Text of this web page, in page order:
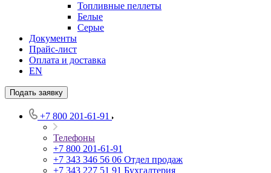
Топливные пеллеты
Белые
Серые
Документы
Прайс-лист
Оплата и доставка
EN
Подать заявку
+7 800 201-61-91
Телефоны
+7 800 201-61-91
+7 343 346 56 06 Отдел продаж
+7 343 227 51 91 Бухгалтерия